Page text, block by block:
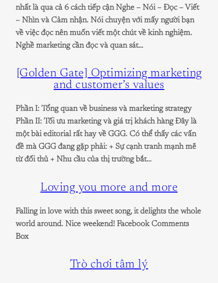
nhất là qua cả 6 cách tiếp cận Nghe – Nói – Đọc – Viết
– Nhìn và Cảm nhận. Nói chuyện với mấy người bạn
về việc đọc nên muốn viết một chút về kinh nghiệm.
Nghề marketing cần đọc và quan sát…
[Golden Gate] Optimizing marketing
and customer’s values
Phần I: Tổng quan về business và marketing strategy
Phần II: Tối ưu marketing và giá trị khách hàng Đây là
một bài editorial rất hay về GGG. Có thể thấy các vấn
đề mà GGG đang gặp phải: + Sự cạnh tranh mạnh mẽ
từ đối thủ + Nhu cầu của thị trường bắt…
Loving you more and more
Falling in love with this sweet song, it delights the whole
world around. Nice weekend! Facebook Comments
Box
Trò chơi tâm lý